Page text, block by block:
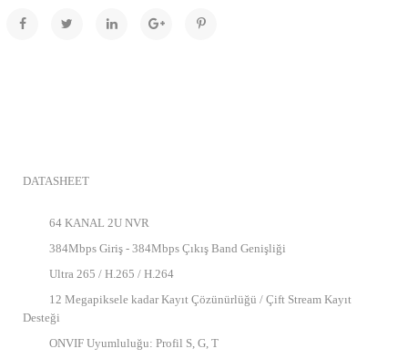
DATASHEET
64 KANAL 2U NVR
384Mbps Giriş - 384Mbps Çıkış Band Genişliği
Ultra 265 / H.265 / H.264
12 Megapiksele kadar Kayıt Çözünürlüğü / Çift Stream Kayıt
Desteği
ONVIF Uyumluluğu: Profil S, G, T